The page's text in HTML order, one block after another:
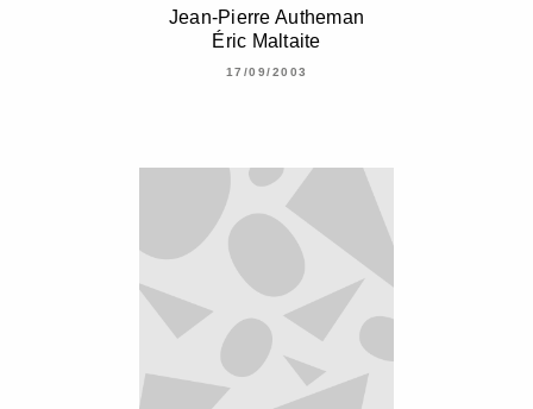
Jean-Pierre Autheman
Éric Maltaite
17/09/2003